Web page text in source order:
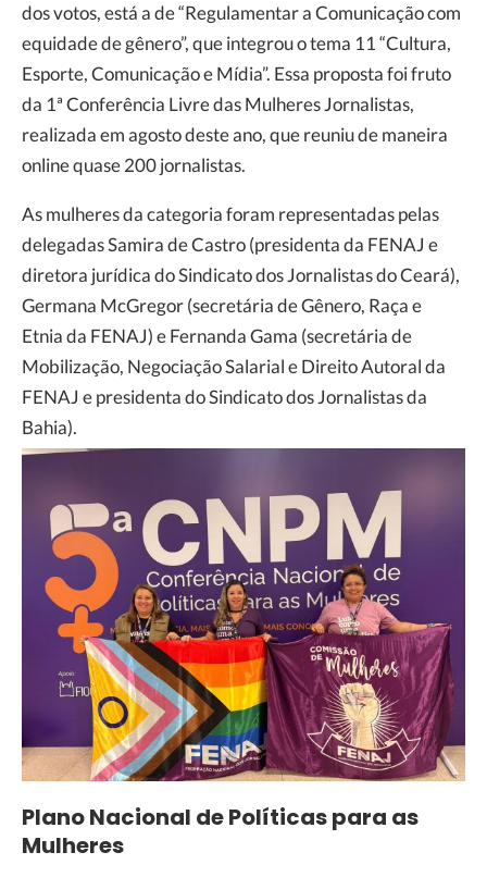
dos votos, está a de “Regulamentar a Comunicação com
equidade de gênero”, que integrou o tema 11 “Cultura,
Esporte, Comunicação e Mídia”. Essa proposta foi fruto
da 1ª Conferência Livre das Mulheres Jornalistas,
realizada em agosto deste ano, que reuniu de maneira
online quase 200 jornalistas.
As mulheres da categoria foram representadas pelas
delegadas Samira de Castro (presidenta da FENAJ e
diretora jurídica do Sindicato dos Jornalistas do Ceará),
Germana McGregor (secretária de Gênero, Raça e
Etnia da FENAJ) e Fernanda Gama (secretária de
Mobilização, Negociação Salarial e Direito Autoral da
FENAJ e presidenta do Sindicato dos Jornalistas da
Bahia).
Plano Nacional de Políticas para as
Mulheres